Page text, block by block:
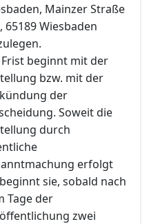
Mainzer Straße
65189 Wiesbaden
Frist beginnt mit der
bzw. mit der
der
Soweit die
durch
erfolgt
sie, sobald nach
Tage der
zwei